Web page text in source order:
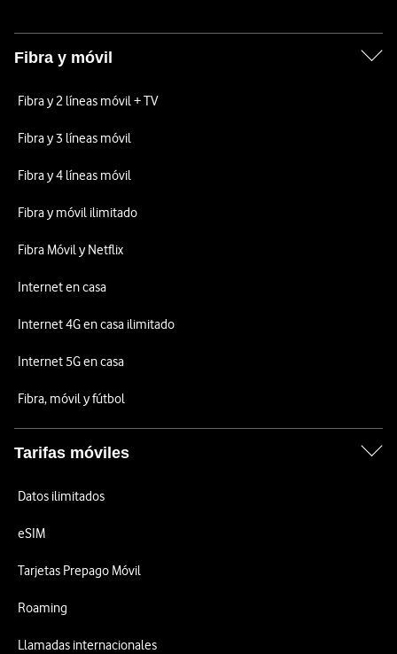
Fibra y móvil
Fibra y 2 líneas móvil + TV
Fibra y 3 líneas móvil
Fibra y 4 líneas móvil
Fibra y móvil ilimitado
Fibra Móvil y Netflix
Internet en casa
Internet 4G en casa ilimitado
Internet 5G en casa
Fibra, móvil y fútbol
Tarifas móviles
Datos ilimitados
eSIM
Tarjetas Prepago Móvil
Roaming
Llamadas internacionales